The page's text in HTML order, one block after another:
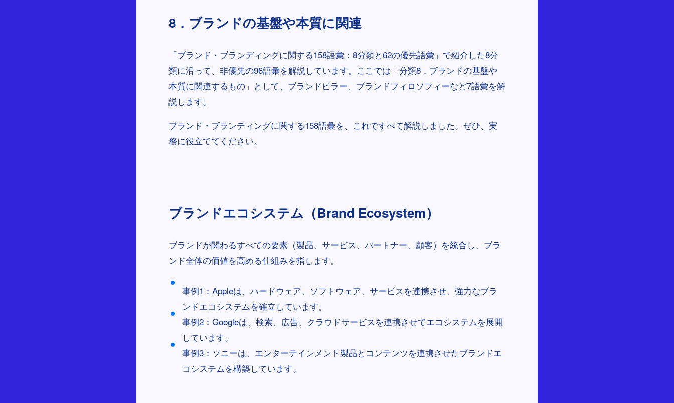
8．ブランドの基盤や本質に関連
「ブランド・ブランディングに関する158語彙：8分類と62の優先語彙」で紹介した8分
類に沿って、非優先の96語彙を解説しています。ここでは「分類8．ブランドの基盤や
本質に関連するもの」として、ブランドピラー、ブランドフィロソフィーなど7語彙を解
説します。
ブランド・ブランディングに関する158語彙を、これですべて解説しました。ぜひ、実
務に役立ててください。
ブランドエコシステム（Brand Ecosystem）
ブランドが関わるすべての要素（製品、サービス、パートナー、顧客）を統合し、ブラ
ンド全体の価値を高める仕組みを指します。
事例1：Appleは、ハードウェア、ソフトウェア、サービスを連携させ、強力なブラ
ンドエコシステムを確立しています。
事例2：Googleは、検索、広告、クラウドサービスを連携させてエコシステムを展開
しています。
事例3：ソニーは、エンターテインメント製品とコンテンツを連携させたブランドエ
コシステムを構築しています。